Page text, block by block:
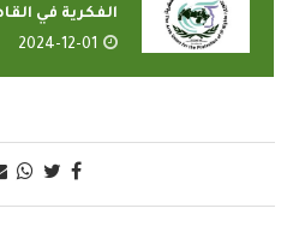
الفكرية في
2024-12-01